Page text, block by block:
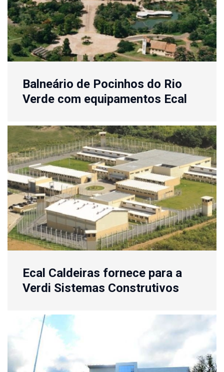
Balneário de Pocinhos do Rio
Verde com equipamentos Ecal
Ecal Caldeiras fornece para a
Verdi Sistemas Construtivos